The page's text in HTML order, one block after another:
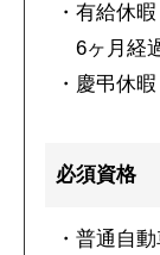
・有給休暇
6ヶ月経
・慶弔休暇
必須資格
・普通自